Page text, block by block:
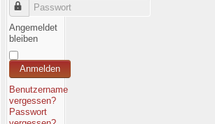
Passwort
Angemeldet
bleiben
Anmelden
Benutzername
vergessen?
Passwort